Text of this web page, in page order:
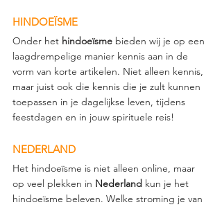
HINDOEÏSME
Onder het hindoeïsme bieden wij je op een
laagdrempelige manier kennis aan in de
vorm van korte artikelen. Niet alleen kennis,
maar juist ook die kennis die je zult kunnen
toepassen in je dagelijkse leven, tijdens
feestdagen en in jouw spirituele reis!
NEDERLAND
Het hindoeïsme is niet alleen online, maar
op veel plekken in Nederland kun je het
hindoeïsme beleven. Welke stroming je van